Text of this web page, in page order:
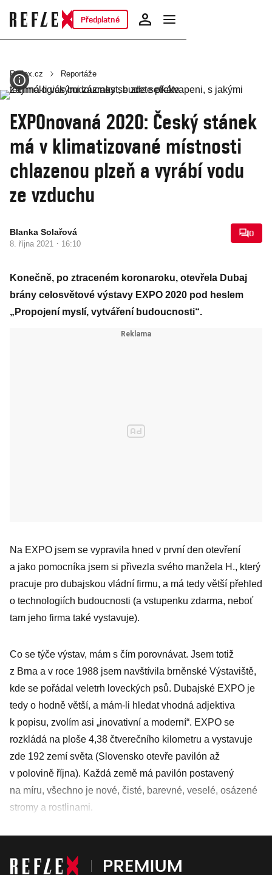
Předplatné
Reflex.cz Reportáže
EXPOnovaná 2020: Český stánek
má v klimatizované místnosti
chlazenou plzeň a vyrábí vodu
ze vzduchu
Blanka Solařová
8. října 2021 · 16:10
0
Konečně, po ztraceném koronaroku, otevřela Dubaj
brány celosvětové výstavy EXPO 2020 pod heslem
„Propojení myslí, vytváření budoucnosti“.
Na EXPO jsem se vypravila hned v první den otevření
a jako pomocníka jsem si přivezla svého manžela H., který
pracuje pro dubajskou vládní firmu, a má tedy větší přehled
o technologiích budoucnosti (a vstupenku zdarma, neboť
tam jeho firma také vystavuje).
Co se týče výstav, mám s čím porovnávat. Jsem totiž
z Brna a v roce 1988 jsem navštívila brněnské Výstaviště,
kde se pořádal veletrh loveckých psů. Dubajské EXPO je
tedy o hodně větší, a mám-li hledat vhodná adjektiva
k popisu, zvolím asi „inovativní a moderní“. EXPO se
rozkládá na ploše 4,38 čtverečního kilometru a vystavuje
zde 192 zemí světa (Slovensko otevře pavilón až
v polovině října). Každá země má pavilón postavený
na míru, všechno je nové, čisté, barevné, veselé, osázené
stromy a rostlinami.